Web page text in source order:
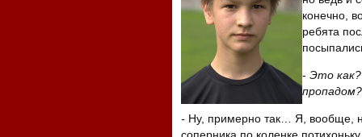
конечно,
ребята
- Это
пропадом?
- Ну, примерно так… Я, вообще,
соперника по коленке